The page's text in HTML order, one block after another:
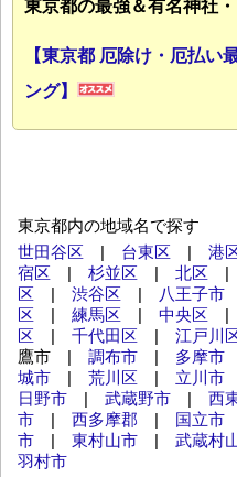
東京都の最強＆有名神社
【東京都 厄除け・厄払い
ング】
東京都内の地域名で探す
世田谷区 | 台東区 | 港
宿区 | 杉並区 | 北区 |
区 | 渋谷区 | 八王子市
区 | 練馬区 | 中央区 |
区 | 千代田区 | 江戸川
鷹市 | 調布市 | 多摩市
城市 | 荒川区 | 立川市
日野市 | 武蔵野市 | 西
市 | 西多摩郡 | 国立市
市 | 東村山市 | 武蔵村
羽村市